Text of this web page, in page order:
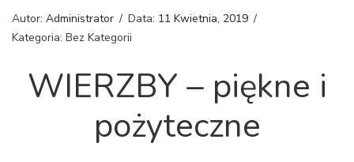
Autor: Administrator / Data: 11 Kwietnia, 2019 /
Kategoria: Bez Kategorii
WIERZBY – piękne i
pożyteczne